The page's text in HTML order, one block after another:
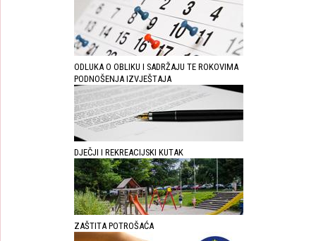
ODLUKA O OBLIKU I SADRŽAJU TE ROKOVIMA
PODNOŠENJA IZVJEŠTAJA
DJEČJI I REKREACIJSKI KUTAK
ZAŠTITA POTROŠAĆA